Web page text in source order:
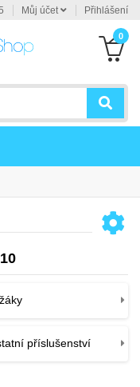
Můj účet Přihlášení
0
příslušenství